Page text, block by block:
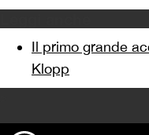
Il primo grande
Klopp